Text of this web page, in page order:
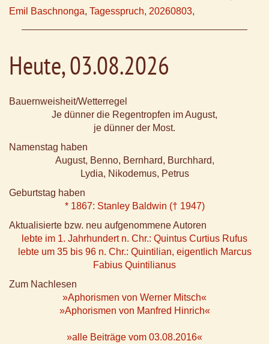
Emil Baschnonga, Tagesspruch, 20260803,
Heute, 03.08.2026
Bauernweisheit/Wetterregel
Je dünner die Regentropfen im August,
je dünner der Most.
Namenstag haben
August, Benno, Bernhard, Burchhard,
Lydia, Nikodemus, Petrus
Geburtstag haben
* 1867: Stanley Baldwin († 1947)
Aktualisierte bzw. neu aufgenommene Autoren
lebte im 1. Jahrhundert n. Chr.: Quintus Curtius Rufus
lebte um 35 bis 96 n. Chr.: Quintilian, eigentlich Marcus
Fabius Quintilianus
Zum Nachlesen
»Aphorismen von Werner Mitsch«
»Aphorismen von Manfred Hinrich«
»alle Beiträge vom 03.08.2016«